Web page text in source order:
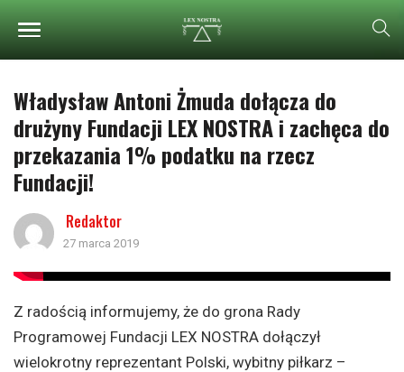
Władysław Antoni Żmuda dołącza do
drużyny Fundacji LEX NOSTRA i zachęca do
przekazania 1% podatku na rzecz
Fundacji!
Redaktor
27 marca 2019
Z radością informujemy, że do grona Rady
Programowej Fundacji LEX NOSTRA dołączył
wielokrotny reprezentant Polski, wybitny piłkarz –